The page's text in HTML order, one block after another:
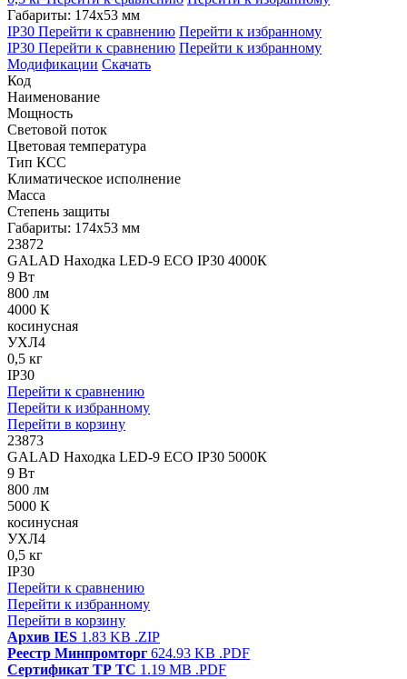
Габариты: 174x53 мм
IP30 Перейти к сравнению Перейти к избранному
IP30 Перейти к сравнению Перейти к избранному
Модификации Скачать
Код
Наименование
Мощность
Световой поток
Цветовая температура
Тип КСС
Климатическое исполнение
Масса
Степень защиты
Габариты: 174x53 мм
23872
GALAD Находка LED-9 ECO IP30 4000К
9 Вт
800 лм
4000 К
косинусная
УХЛ4
0,5 кг
IP30
Перейти к сравнению
Перейти к избранному
Перейти в корзину
23873
GALAD Находка LED-9 ECO IP30 5000К
9 Вт
800 лм
5000 К
косинусная
УХЛ4
0,5 кг
IP30
Перейти к сравнению
Перейти к избранному
Перейти в корзину
Архив IES 1.83 KB .ZIP
Реестр Минпромторг 624.93 KB .PDF
Сертификат ТР ТС 1.19 MB .PDF